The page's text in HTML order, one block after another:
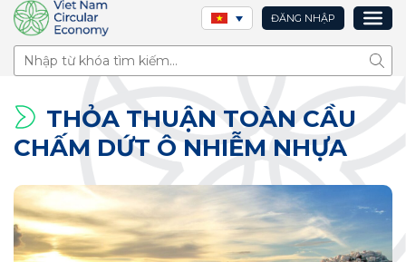
ĐĂNG NHẬP
Tìm
THỎA THUẬN TOÀN CẦU
CHẤM DỨT Ô NHIỄM NHỰA